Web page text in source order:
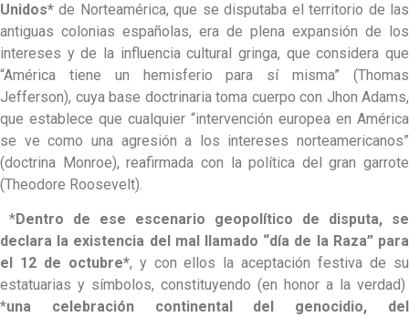
Unidos* de Norteamérica, que se disputaba el territorio de las
antiguas colonias españolas, era de plena expansión de los
intereses y de la influencia cultural gringa, que considera que
“América tiene un hemisferio para sí misma” (Thomas
Jefferson), cuya base doctrinaria toma cuerpo con Jhon Adams,
que establece que cualquier “intervención europea en América
se ve como una agresión a los intereses norteamericanos”
(doctrina Monroe), reafirmada con la política del gran garrote
(Theodore Roosevelt).
*Dentro de ese escenario geopolítico de disputa, se
declara la existencia del mal llamado “día de la Raza” para
el 12 de octubre*, y con ellos la aceptación festiva de su
estatuarias y símbolos, constituyendo (en honor a la verdad)
*una celebración continental del genocidio, del